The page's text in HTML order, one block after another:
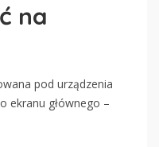
na
pod urządzenia
ekranu głównego –